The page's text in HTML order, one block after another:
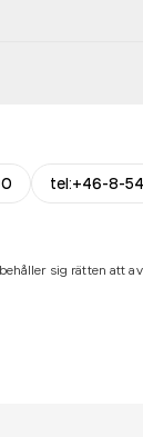
tel:+46-8-
sig rätten att